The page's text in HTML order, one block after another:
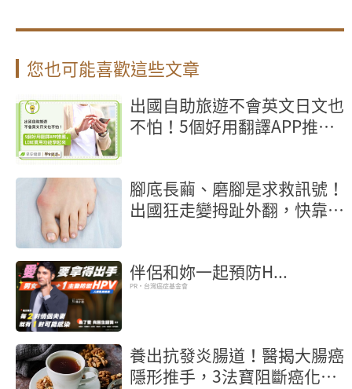
您也可能喜歡這些文章
出國自助旅遊不會英文日文也
不怕！5個好用翻譯APP推
腳底長繭、磨腳是求救訊號！
出國狂走變拇趾外翻，快靠3
伴侶和妳一起預防H...
PR・台灣癌症基金會
養出抗發炎腸道！醫揭大腸癌
隱形推手，3法寶阻斷癌化核